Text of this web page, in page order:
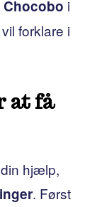
i
forklare i
at få
hjælp,
. Først